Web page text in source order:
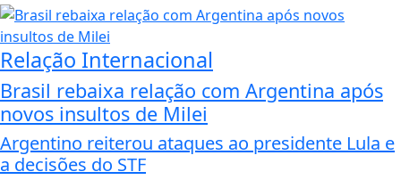
Relação Internacional
Brasil rebaixa relação com Argentina após
novos insultos de Milei
Argentino reiterou ataques ao presidente Lula e
a decisões do STF